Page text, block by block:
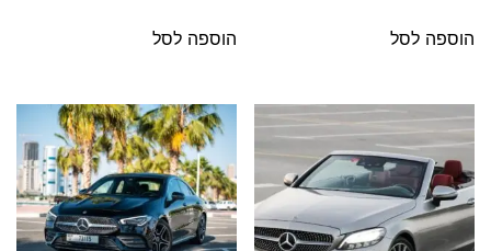
הוספה לסל הוספה לסל